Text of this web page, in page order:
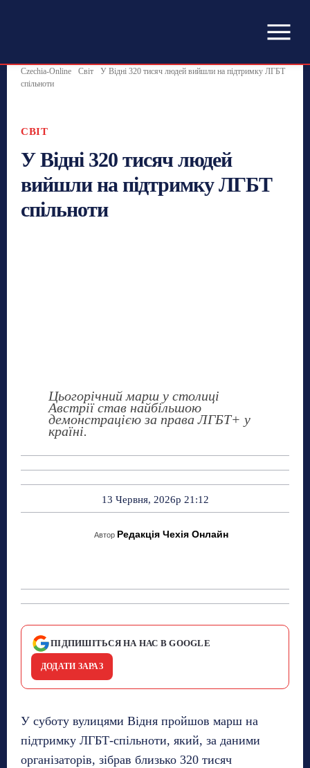
Czechia-Online Світ
У Відні 320 тисяч людей вийшли на підтримку ЛГБТ
спільноти
СВІТ
У Відні 320 тисяч людей
вийшли на підтримку ЛГБТ
спільноти
Цьогорічний марш у столиці
Австрії став найбільшою
демонстрацією за права ЛГБТ+ у
країні.
13 Червня, 2026р 21:12
Автор Редакція Чехія Онлайн
ПІДПИШІТЬСЯ НА НАС В GOOGLE
ДОДАТИ ЗАРАЗ
У суботу вулицями Відня пройшов марш на
підтримку ЛГБТ-спільноти, який, за даними
організаторів, зібрав близько 320 тисяч